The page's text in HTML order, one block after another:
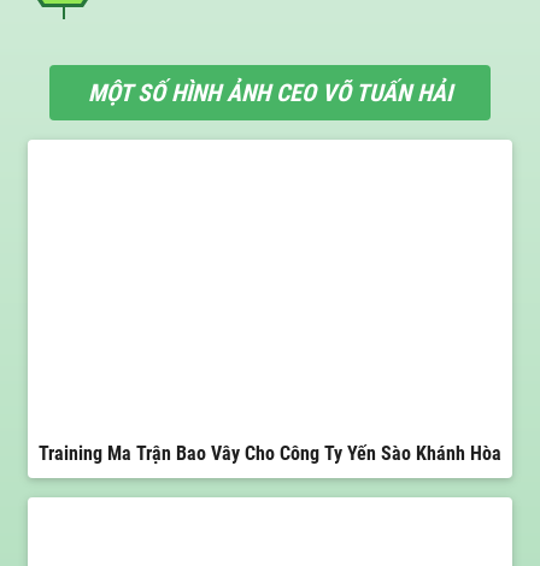
MỘT SỐ HÌNH ẢNH CEO VÕ TUẤN HẢI
Training Ma Trận Bao Vây Cho Công Ty Yến Sào Khánh Hòa